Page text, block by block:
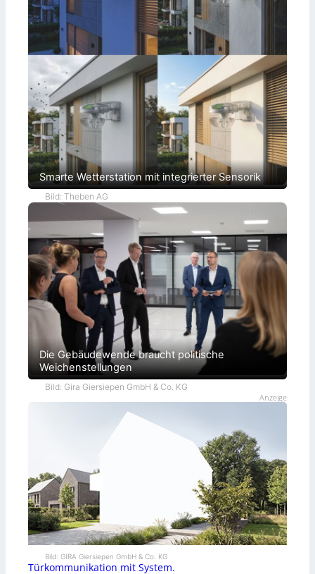
Smarte Wetterstation mit integrierter Sensorik
Bild: Theben AG
Die Gebäudewende braucht politische
Weichenstellungen
Bild: Gira Giersiepen GmbH & Co. KG
Anzeige
Bild: GIRA Giersiepen GmbH & Co. KG
Türkommunikation mit System.